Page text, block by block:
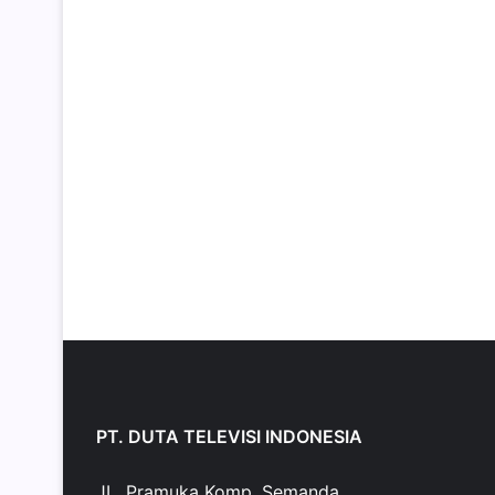
PT. DUTA TELEVISI INDONESIA